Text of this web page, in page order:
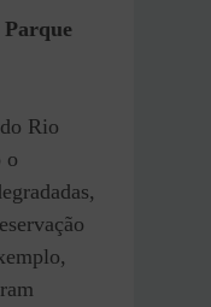
Parque
Rio
o